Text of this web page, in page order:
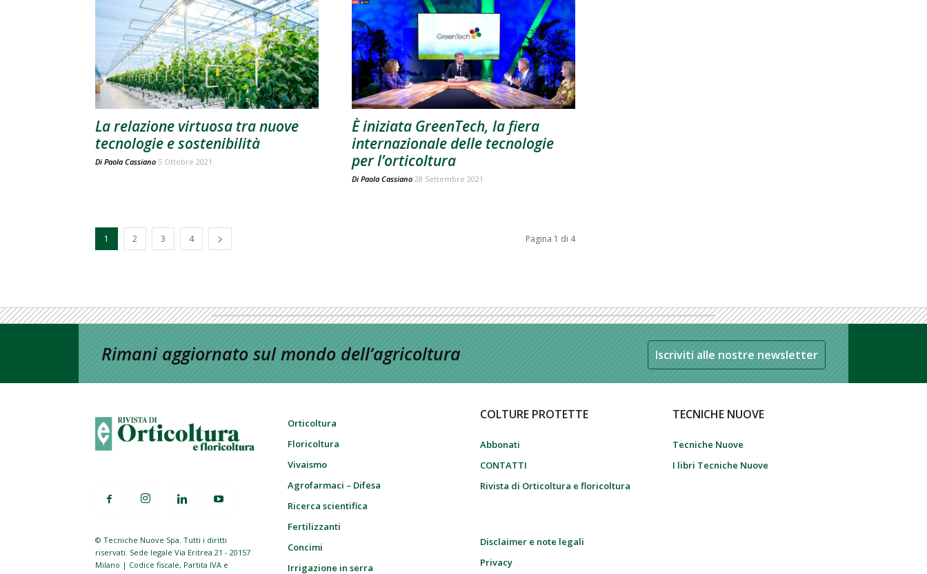
La relazione virtuosa tra nuove
tecnologie e sostenibilità
Di Paola Cassiano 5 Ottobre 2021
È iniziata GreenTech, la fiera
internazionale delle tecnologie
per l’orticoltura
Di Paola Cassiano 28 Settembre 2021
1 2 3 4 Pagina 1 di 4
Rimani aggiornato sul mondo dell’agricoltura Iscriviti alle nostre newsletter
© Tecniche Nuove Spa. Tutti i diritti
riservati. Sede legale Via Eritrea 21 - 20157
Milano | Codice fiscale, Partita IVA e
Orticoltura
Floricoltura
Vivaismo
Agrofarmaci – Difesa
Ricerca scientifica
Fertilizzanti
Concimi
Irrigazione in serra
COLTURE PROTETTE
Abbonati
CONTATTI
Rivista di Orticoltura e floricoltura
Disclaimer e note legali
Privacy
TECNICHE NUOVE
Tecniche Nuove
I libri Tecniche Nuove